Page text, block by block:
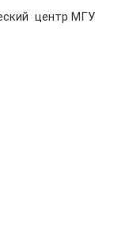
центр МГУ